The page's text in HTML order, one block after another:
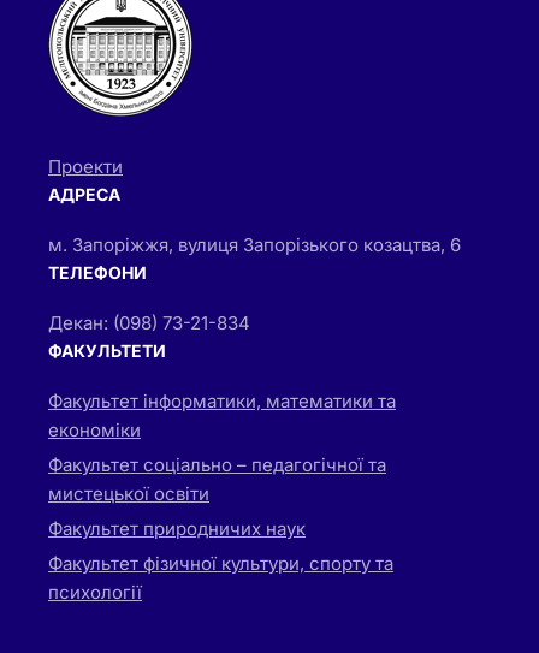
Проекти
АДРЕСА
м. Запоріжжя, вулиця Запорізького козацтва, 6
ТЕЛЕФОНИ
Декан: (098) 73-21-834
ФАКУЛЬТЕТИ
Факультет інформатики, математики та
економіки
Факультет соціально – педагогічної та
мистецької освіти
Факультет природничих наук
Факультет фізичної культури, спорту та
психології